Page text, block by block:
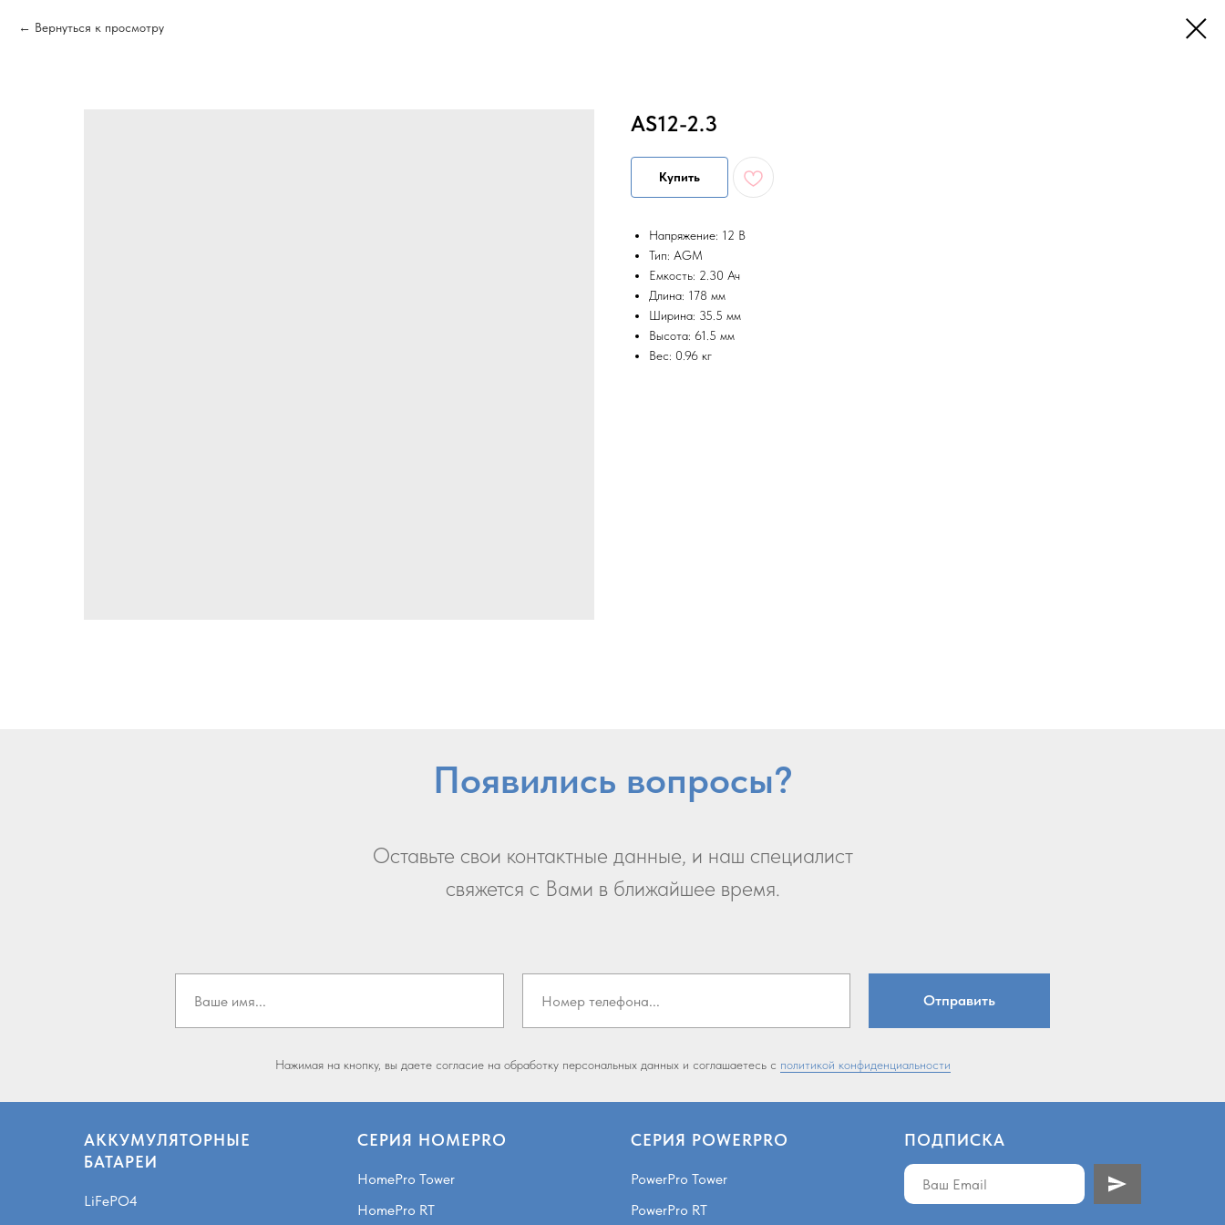
Вернуться к просмотру
AS12-2.3
Купить
Напряжение: 12 В
Тип: AGM
Емкость: 2.30 Ач
Длина: 178 мм
Ширина: 35.5 мм
Высота: 61.5 мм
Вес: 0.96 кг
Появились вопросы?
Оставьте свои контактные данные, и наш специалист
свяжется с Вами в ближайшее время.
Отправить
Нажимая на кнопку, вы даете согласие на обработку персональных данных и соглашаетесь c политикой конфиденциальности
АККУМУЛЯТОРНЫЕ
БАТАРЕИ
LiFePO4
СЕРИЯ HOMEPRO
HomePro Tower
HomePro RT
СЕРИЯ POWERPRO
PowerPro Tower
PowerPro RT
ПОДПИСКА